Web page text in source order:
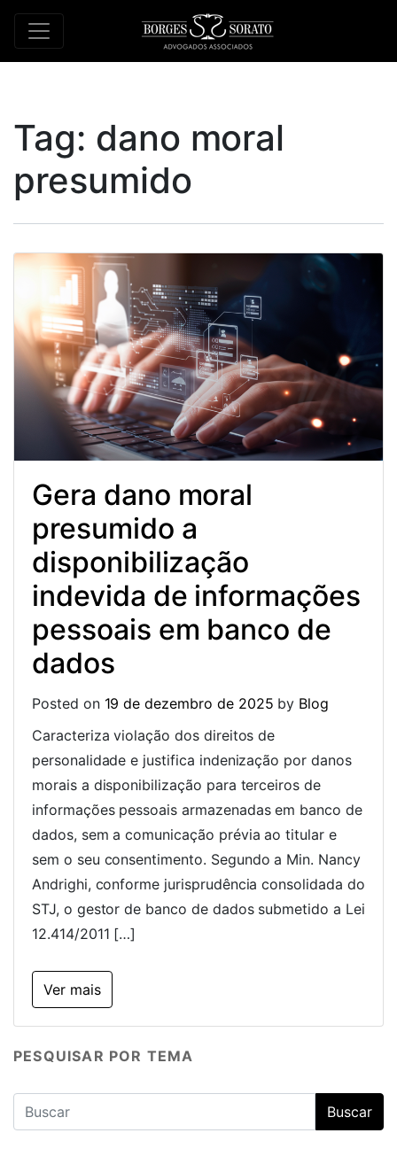
Tag: dano moral
presumido
Gera dano moral
presumido a
disponibilização
indevida de informações
pessoais em banco de
dados
Posted on 19 de dezembro de 2025 by Blog
Caracteriza violação dos direitos de
personalidade e justifica indenização por danos
morais a disponibilização para terceiros de
informações pessoais armazenadas em banco de
dados, sem a comunicação prévia ao titular e
sem o seu consentimento. Segundo a Min. Nancy
Andrighi, conforme jurisprudência consolidada do
STJ, o gestor de banco de dados submetido a Lei
12.414/2011 […]
Ver mais
PESQUISAR POR TEMA